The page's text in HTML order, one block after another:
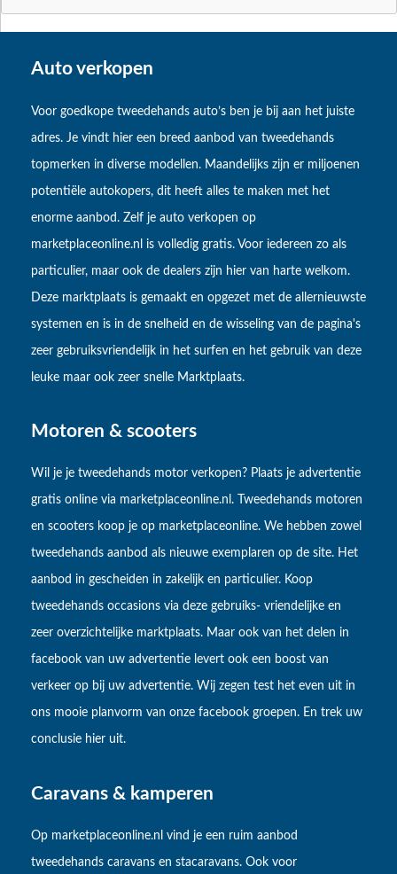
Auto verkopen
Voor goedkope tweedehands auto’s ben je bij aan het juiste
adres. Je vindt hier een breed aanbod van tweedehands
topmerken in diverse modellen. Maandelijks zijn er miljoenen
potentiële autokopers, dit heeft alles te maken met het
enorme aanbod. Zelf je auto verkopen op
marketplaceonline.nl is volledig gratis. Voor iedereen zo als
particulier, maar ook de dealers zijn hier van harte welkom.
Deze marktplaats is gemaakt en opgezet met de allernieuwste
systemen en is in de snelheid en de wisseling van de pagina's
zeer gebruiksvriendelijk in het surfen en het gebruik van deze
leuke maar ook zeer snelle Marktplaats.
Motoren & scooters
Wil je je tweedehands motor verkopen? Plaats je advertentie
gratis online via marketplaceonline.nl. Tweedehands motoren
en scooters koop je op marketplaceonline. We hebben zowel
tweedehands aanbod als nieuwe exemplaren op de site. Het
aanbod in gescheiden in zakelijk en particulier. Koop
tweedehands occasions via deze gebruiks- vriendelijke en
zeer overzichtelijke marktplaats. Maar ook van het delen in
facebook van uw advertentie levert ook een boost van
verkeer op bij uw advertentie. Wij zegen test het even uit in
ons mooie planvorm van onze facebook groepen. En trek uw
conclusie hier uit.
Caravans & kamperen
Op marketplaceonline.nl vind je een ruim aanbod
tweedehands caravans en stacaravans. Ook voor